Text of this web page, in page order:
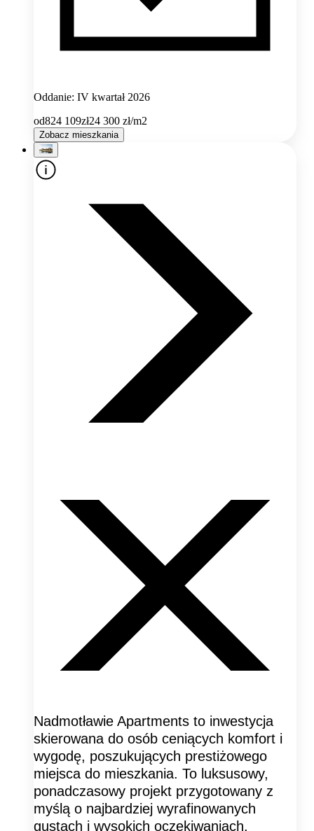
Oddanie: IV kwartał 2026
od824 109zł24 300 zł/m2
Zobacz mieszkania
Nadmotławie Apartments to inwestycja
skierowana do osób ceniących komfort i
wygodę, poszukujących prestiżowego
miejsca do mieszkania. To luksusowy,
ponadczasowy projekt przygotowany z
myślą o najbardziej wyrafinowanych
gustach i wysokich oczekiwaniach.